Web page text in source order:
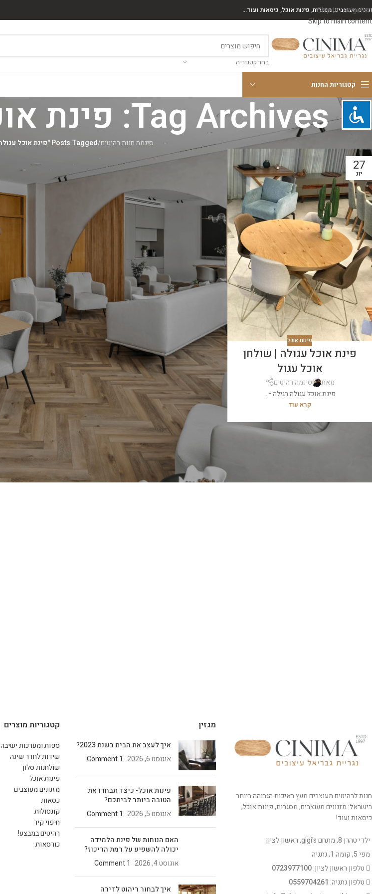
Skip to navigation
Skip to main content
מעוצבים, מסגרות, פינות אוכל, כיסאות ועוד...
בחר קטגוריה
קטגוריות החנות
Tag Archives: פינת אוכל עגולה מעץ
סינמה חנות רהיטים/Posts Tagged "פינת אוכל עגולה מעץ"
27
יונ
פינות אוכל
פינת אוכל עגולה | שולחן
אוכל עגול
מאת
סינמה רהיטים
פינת אוכל עגולה רגילה •...
קרא עוד
חנות לרהיטים מעוצבים מעץ באיכות הגבוהה ביותר
בישראל: מזנונים מעוצבים, מסגרות, פינות אוכל,
כיסאות ועוד!
ילדי טהרן 8, מתחם gigi's, ראשון לציון
מפי 5, קומה 1, נתניה
טלפון ראשון לציון:0723977100
טלפון נתניה: 0559704261
מגזין
איך לעצב את הבית בשנת 2023?
אוגוסט 6, 2026
1 Comment
פינות אוכל- כיצד תבחרו את
הטובה ביותר לביתכם?
אוגוסט 5, 2026
1 Comment
האם הנוחות של פינת הלמידה
יכולה להשפיע על רמת הריכוז?
אוגוסט 4, 2026
1 Comment
איך לבחור ריהוט לדירה
קטגוריות מוצרים
ספות ומערכות ישיבה
שידות לחדר שינה
שולחנות סלון
פינות אוכל
מזנונים מעוצבים
כסאות
קונסולות
חיפוי קיר
רהיטים במבצע!
כורסאות